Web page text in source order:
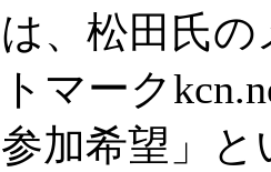
は、松田氏の
トマーク
参加希望」